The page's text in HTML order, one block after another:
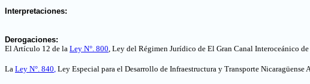
Interpretaciones:
Derogaciones:
El Artículo 12 de la Ley N°. 800, Ley del Régimen Jurídico de El Gran Canal Interoceánico
La Ley N°. 840, Ley Especial para el Desarrollo de Infraestructura y Transporte